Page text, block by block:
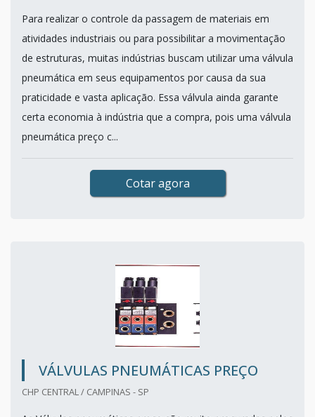
Para realizar o controle da passagem de materiais em
atividades industriais ou para possibilitar a movimentação
de estruturas, muitas indústrias buscam utilizar uma válvula
pneumática em seus equipamentos por causa da sua
praticidade e vasta aplicação. Essa válvula ainda garante
certa economia à indústria que a compra, pois uma válvula
pneumática preço c...
Cotar agora
VÁLVULAS PNEUMÁTICAS PREÇO
CHP CENTRAL / CAMPINAS - SP